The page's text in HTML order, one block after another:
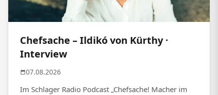
Chefsache – Ildikó von Kürthy ·
Interview
07.08.2026
Im Schlager Radio Podcast „Chefsache! Macher im